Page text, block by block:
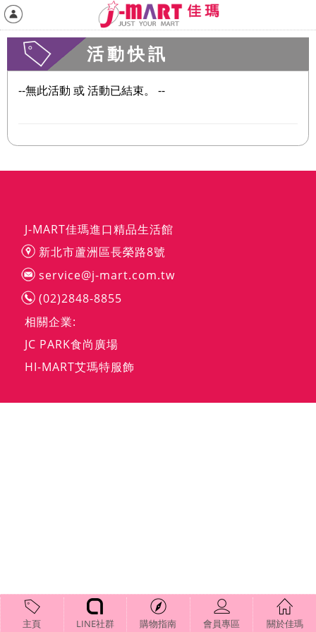
活動快訊
--無此活動 或 活動已結束。 --
J-MART佳瑪進口精品生活館
新北市蘆洲區長榮路8號
service@j-mart.com.tw
(02)2848-8855
相關企業:
JC PARK食尚廣場
HI-MART艾瑪特服飾
主頁 LINE社群 購物指南 會員專區 關於佳瑪